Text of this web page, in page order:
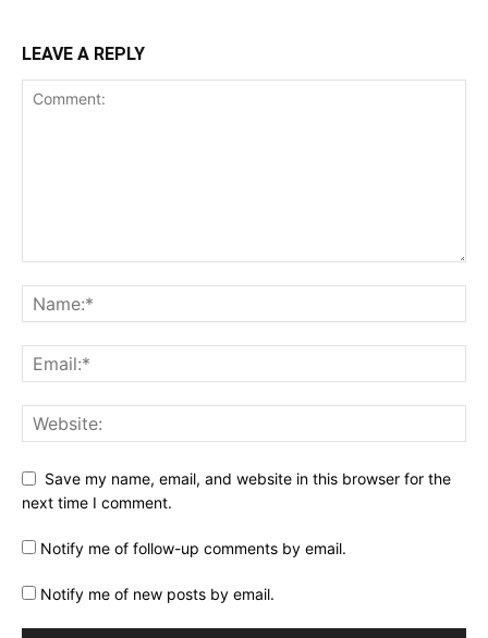
LEAVE A REPLY
Save my name, email, and website in this browser for the
next time I comment.
Notify me of follow-up comments by email.
Notify me of new posts by email.